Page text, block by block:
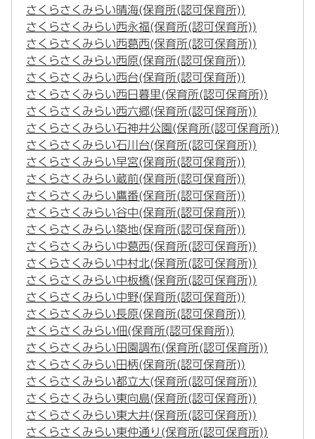
さくらさくみらい晴海(保育所(認可保育所))
さくらさくみらい西永福(保育所(認可保育所))
さくらさくみらい西葛西(保育所(認可保育所))
さくらさくみらい西原(保育所(認可保育所))
さくらさくみらい西台(保育所(認可保育所))
さくらさくみらい西日暮里(保育所(認可保育所))
さくらさくみらい西六郷(保育所(認可保育所))
さくらさくみらい石神井公園(保育所(認可保育所))
さくらさくみらい石川台(保育所(認可保育所))
さくらさくみらい早宮(保育所(認可保育所))
さくらさくみらい蔵前(保育所(認可保育所))
さくらさくみらい鷹番(保育所(認可保育所))
さくらさくみらい谷中(保育所(認可保育所))
さくらさくみらい築地(保育所(認可保育所))
さくらさくみらい中葛西(保育所(認可保育所))
さくらさくみらい中村北(保育所(認可保育所))
さくらさくみらい中板橋(保育所(認可保育所))
さくらさくみらい中野(保育所(認可保育所))
さくらさくみらい長原(保育所(認可保育所))
さくらさくみらい佃(保育所(認可保育所))
さくらさくみらい田園調布(保育所(認可保育所))
さくらさくみらい田柄(保育所(認可保育所))
さくらさくみらい都立大(保育所(認可保育所))
さくらさくみらい東向島(保育所(認可保育所))
さくらさくみらい東大井(保育所(認可保育所))
さくらさくみらい東仲通り(保育所(認可保育所))